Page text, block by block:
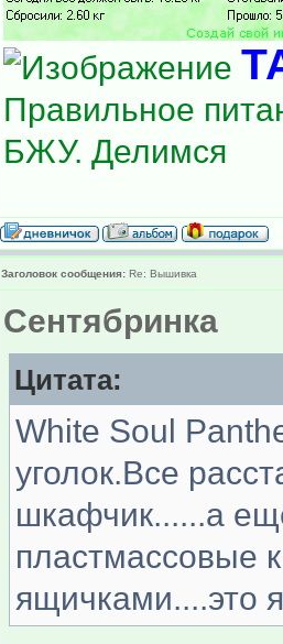
Правильное
БЖУ. Делимся
Заголовок сообщения: Re: Вышивка
Сентябринка
Цитата:
White Soul
уголок.Все
шкафчик......а
пластмассовые
ящичками....это